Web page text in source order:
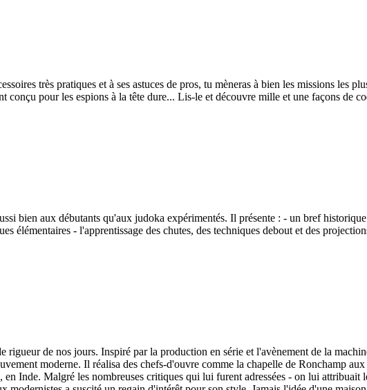
très pratiques et à ses astuces de pros, tu mèneras à bien les missions les
pour les espions à la tête dure... Lis-le et découvre mille et une façons de
bien aux débutants qu'aux judoka expérimentés. Il présente : - un bref
élémentaires - l'apprentissage des chutes, des techniques debout et des
rigueur de nos jours. Inspiré par la production en série et l'avènement de la
moderne. Il réalisa des chefs-d'ouvre comme la chapelle de Ronchamp
Inde. Malgré les nombreuses critiques qui lui furent adressées - on lui